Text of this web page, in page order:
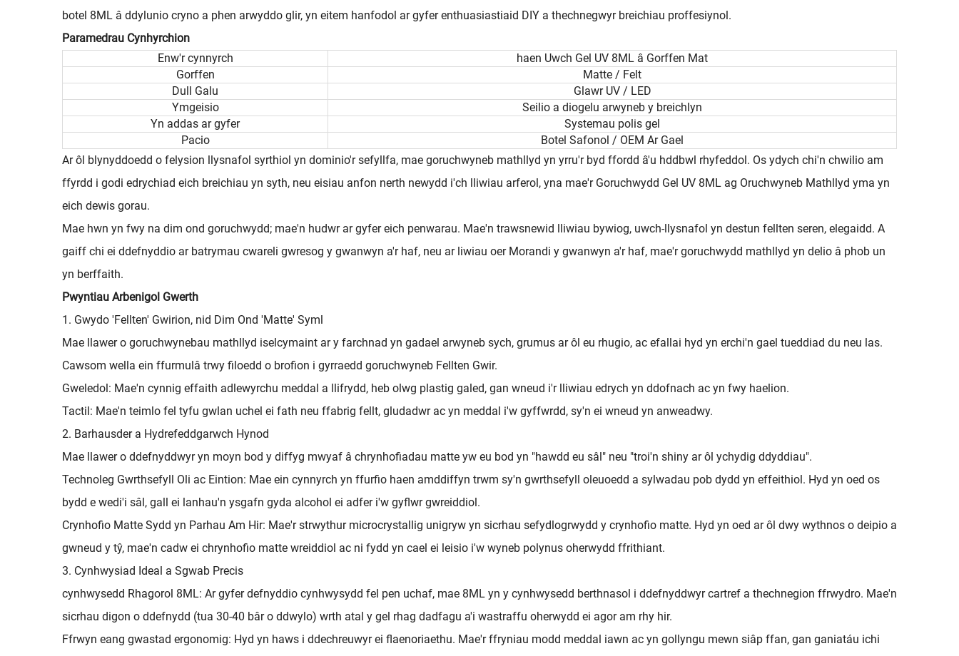
botel 8ML â ddylunio cryno a phen arwyddo glir, yn eitem hanfodol ar gyfer enthuasiastiaid DIY a thechnegwyr breichiau proffesiynol.
Paramedrau Cynhyrchion
Enw'r cynnyrch
haen Uwch Gel UV 8ML â Gorffen Mat
Gorffen
Matte / Felt
Dull Galu
Glawr UV / LED
Ymgeisio
Seilio a diogelu arwyneb y breichlyn
Yn addas ar gyfer
Systemau polis gel
Pacio
Botel Safonol / OEM Ar Gael
Ar ôl blynyddoedd o felysion llysnafol syrthiol yn dominio'r sefyllfa, mae goruchwyneb mathllyd yn yrru'r byd ffordd â'u hddbwl rhyfeddol. Os ydych chi'n chwilio am
ffyrdd i godi edrychiad eich breichiau yn syth, neu eisiau anfon nerth newydd i'ch lliwiau arferol, yna mae'r Goruchwydd Gel UV 8ML ag Oruchwyneb Mathllyd yma yn
eich dewis gorau.
Mae hwn yn fwy na dim ond goruchwydd; mae'n hudwr ar gyfer eich penwarau. Mae'n trawsnewid lliwiau bywiog, uwch-llysnafol yn destun fellten seren, elegaidd. A
gaiff chi ei ddefnyddio ar batrymau cwareli gwresog y gwanwyn a'r haf, neu ar liwiau oer Morandi y gwanwyn a'r haf, mae'r goruchwydd mathllyd yn delio â phob un
yn berffaith.
Pwyntiau Arbenigol Gwerth
1. Gwydo 'Fellten' Gwirion, nid Dim Ond 'Matte' Syml
Mae llawer o goruchwynebau mathllyd iselcymaint ar y farchnad yn gadael arwyneb sych, grumus ar ôl eu rhugio, ac efallai hyd yn erchi'n gael tueddiad du neu las.
Cawsom wella ein ffurmulâ trwy filoedd o brofion i gyrraedd goruchwyneb Fellten Gwir.
Gweledol: Mae'n cynnig effaith adlewyrchu meddal a llifrydd, heb olwg plastig galed, gan wneud i'r lliwiau edrych yn ddofnach ac yn fwy haelion.
Tactil: Mae'n teimlo fel tyfu gwlan uchel ei fath neu ffabrig fellt, gludadwr ac yn meddal i'w gyffwrdd, sy'n ei wneud yn anweadwy.
2. Barhausder a Hydrefeddgarwch Hynod
Mae llawer o ddefnyddwyr yn moyn bod y diffyg mwyaf â chrynhofiadau matte yw eu bod yn "hawdd eu sâl" neu "troi'n shiny ar ôl ychydig ddyddiau".
Technoleg Gwrthsefyll Oli ac Eintion: Mae ein cynnyrch yn ffurfio haen amddiffyn trwm sy'n gwrthsefyll oleuoedd a sylwadau pob dydd yn effeithiol. Hyd yn oed os
bydd e wedi'i sâl, gall ei lanhau'n ysgafn gyda alcohol ei adfer i'w gyflwr gwreiddiol.
Crynhofio Matte Sydd yn Parhau Am Hir: Mae'r strwythur microcrystallig unigryw yn sicrhau sefydlogrwydd y crynhofio matte. Hyd yn oed ar ôl dwy wythnos o deipio a
gwneud y tŷ, mae'n cadw ei chrynhofio matte wreiddiol ac ni fydd yn cael ei leisio i'w wyneb polynus oherwydd ffrithiant.
3. Cynhwysiad Ideal a Sgwab Precis
cynhwysedd Rhagorol 8ML: Ar gyfer defnyddio cynhwysydd fel pen uchaf, mae 8ML yn y cynhwysedd berthnasol i ddefnyddwyr cartref a thechnegion ffrwydro. Mae'n
sicrhau digon o ddefnydd (tua 30-40 bâr o ddwylo) wrth atal y gel rhag dadfagu a'i wastraffu oherwydd ei agor am rhy hir.
Ffrwyn eang gwastad ergonomig: Hyd yn haws i ddechreuwyr ei flaenoriaethu. Mae'r ffryniau modd meddal iawn ac yn gollyngu mewn siâp ffan, gan ganiatáu ichi